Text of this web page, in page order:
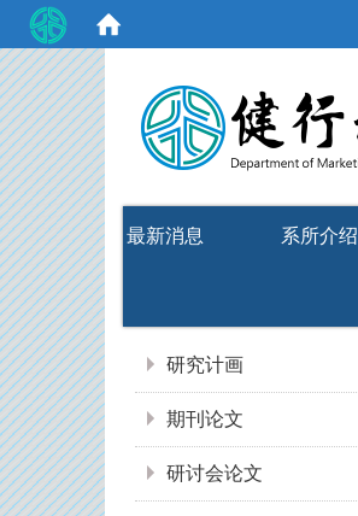
最新消息 系所介绍
研究计画
期刊论文
研讨会论文